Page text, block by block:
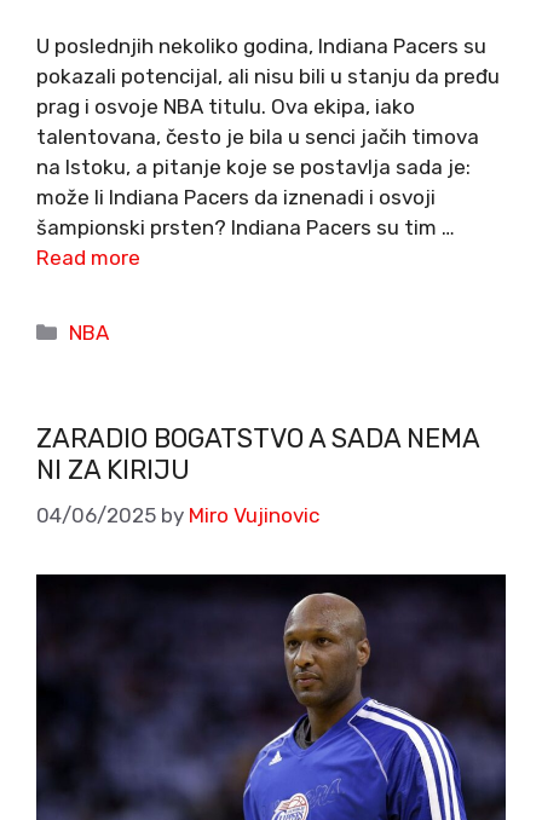
U poslednjih nekoliko godina, Indiana Pacers su
pokazali potencijal, ali nisu bili u stanju da pređu
prag i osvoje NBA titulu. Ova ekipa, iako
talentovana, često je bila u senci jačih timova
na Istoku, a pitanje koje se postavlja sada je:
može li Indiana Pacers da iznenadi i osvoji
šampionski prsten? Indiana Pacers su tim …
Read more
Categories
NBA
ZARADIO BOGATSTVO A SADA NEMA
NI ZA KIRIJU
04/06/2025 by Miro Vujinovic